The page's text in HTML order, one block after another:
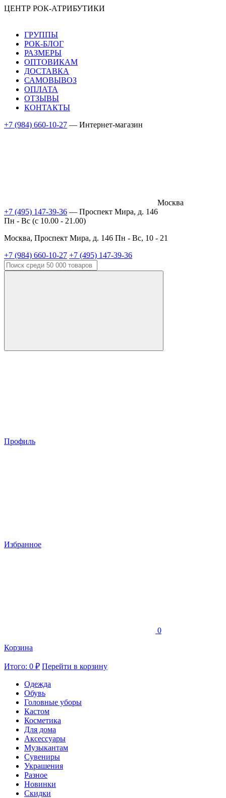
ЦЕНТР РОК-АТРИБУТИКИ
ГРУППЫ
РОК-БЛОГ
РАЗМЕРЫ
ОПТОВИКАМ
ДОСТАВКА
САМОВЫВОЗ
ОПЛАТА
ОТЗЫВЫ
КОНТАКТЫ
+7 (984) 660-10-27 — Интернет-магазин
Москва
+7 (495) 147-39-36 — Проспект Мира, д. 146
Пн - Вс (c 10.00 - 21.00)
Москва, Проспект Мира, д. 146 Пн - Вс, 10 - 21
+7 (984) 660-10-27 +7 (495) 147-39-36
Профиль
Избранное
0
Корзина
Итого: 0 ₽ Перейти в корзину
Одежда
Обувь
Головные уборы
Кастом
Косметика
Для дома
Аксессуары
Музыкантам
Сувениры
Украшения
Разное
Новинки
Скидки